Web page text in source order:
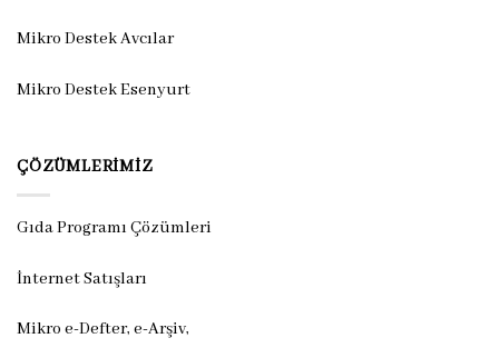
Mikro Destek Avcılar
Mikro Destek Esenyurt
ÇÖZÜMLERIMIZ
Gıda Programı Çözümleri
İnternet Satışları
Mikro e-Defter, e-Arşiv,